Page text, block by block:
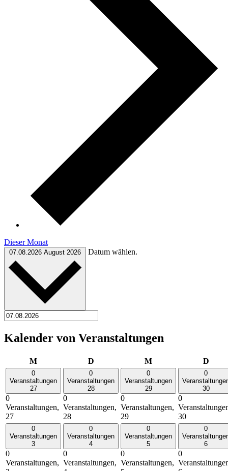
Dieser Monat
07.08.2026 August 2026 Datum wählen.
Kalender von Veranstaltungen
MMontag DDienstag MMittwoch D
0
Veranstaltungen
27
0
Veranstaltungen,
27
0
Veranstaltungen
28
0
Veranstaltungen,
28
0
Veranstaltungen
29
0
Veranstaltungen,
29
0
30
0
30
0
Veranstaltungen
3
0
Veranstaltungen,
0
Veranstaltungen
4
0
Veranstaltungen,
0
Veranstaltungen
5
0
Veranstaltungen,
0
6
0